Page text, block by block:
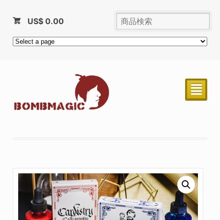
US$0.00
²